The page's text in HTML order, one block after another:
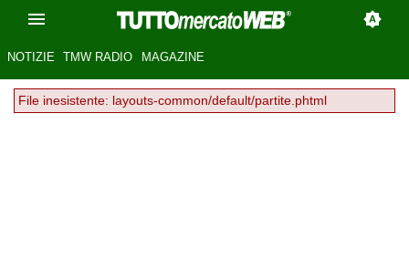
NOTIZIE TMW RADIO MAGAZINE
File inesistente: layouts-common/default/partite.phtml